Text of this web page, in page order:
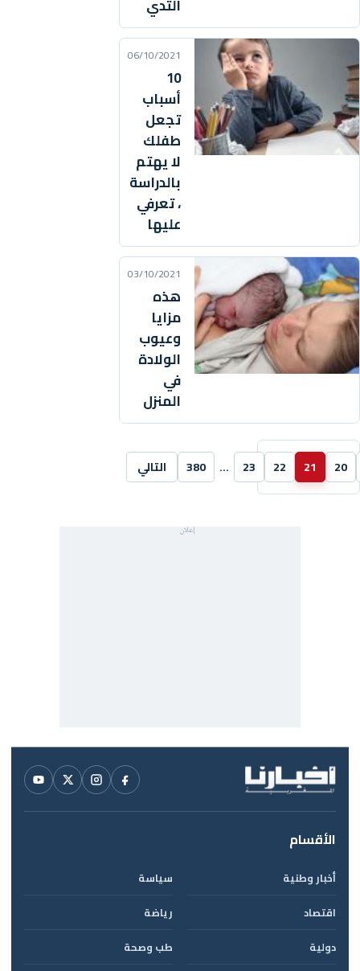
الثدي
06/10/2021
10
أسباب
تجعل
طفلك
لا يهتم
بالدراسة
، تعرفي
عليها
03/10/2021
هذه
مزايا
وعيوب
الولادة
في
المنزل
20
21
22
23
…
380 التالي
الأقسام
أخبار وطنية
سياسة
اقتصاد
رياضة
دولية
طب وصحة